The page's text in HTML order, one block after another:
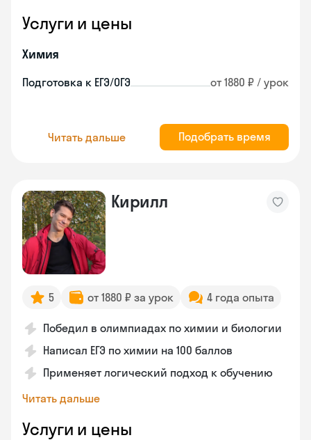
Услуги и цены
Химия
Подготовка к ЕГЭ/ОГЭ от 1880 ₽ / урок
Читать дальше Подобрать время
Кирилл
5 от 1880 ₽ за урок 4 года опыта
Победил в олимпиадах по химии и биологии
Написал ЕГЭ по химии на 100 баллов
Применяет логический подход к обучению
Читать дальше
Услуги и цены